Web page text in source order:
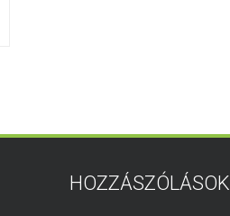
HOZZÁSZÓLÁSOK